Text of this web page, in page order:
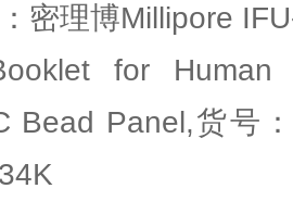
密理博Millipore
for Human
Bead Panel,货号